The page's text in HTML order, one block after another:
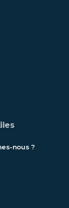
nous ?